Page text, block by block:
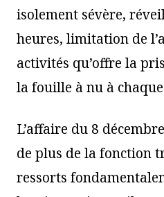
isolement sévère,
heures, limitation de
activités qu’offre la
la fouille à nu à
L’affaire du 8
de plus de la fonction
ressorts